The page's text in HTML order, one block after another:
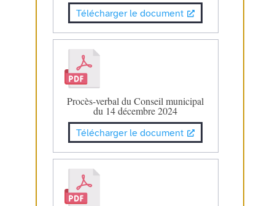
Télécharger le document
Procès-verbal du Conseil municipal
du 14 décembre 2024
Télécharger le document